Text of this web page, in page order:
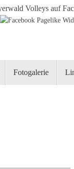
Volleys auf
Fotogalerie